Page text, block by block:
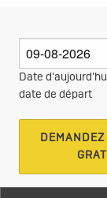
Date
date de départ